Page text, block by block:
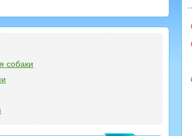
собаки